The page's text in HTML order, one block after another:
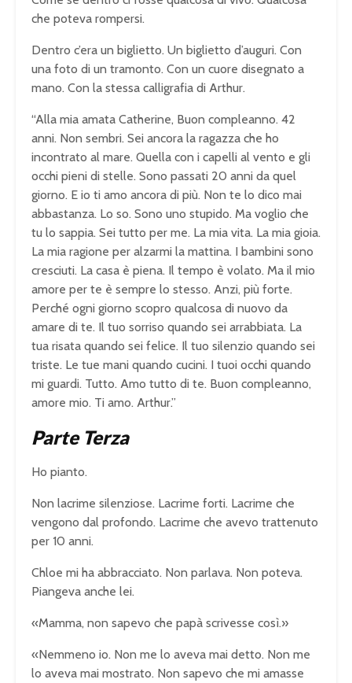
che poteva rompersi.
Dentro c’era un biglietto. Un biglietto d’auguri. Con
una foto di un tramonto. Con un cuore disegnato a
mano. Con la stessa calligrafia di Arthur.
“Alla mia amata Catherine, Buon compleanno. 42
anni. Non sembri. Sei ancora la ragazza che ho
incontrato al mare. Quella con i capelli al vento e gli
occhi pieni di stelle. Sono passati 20 anni da quel
giorno. E io ti amo ancora di più. Non te lo dico mai
abbastanza. Lo so. Sono uno stupido. Ma voglio che
tu lo sappia. Sei tutto per me. La mia vita. La mia gioia.
La mia ragione per alzarmi la mattina. I bambini sono
cresciuti. La casa è piena. Il tempo è volato. Ma il mio
amore per te è sempre lo stesso. Anzi, più forte.
Perché ogni giorno scopro qualcosa di nuovo da
amare di te. Il tuo sorriso quando sei arrabbiata. La
tua risata quando sei felice. Il tuo silenzio quando sei
triste. Le tue mani quando cucini. I tuoi occhi quando
mi guardi. Tutto. Amo tutto di te. Buon compleanno,
amore mio. Ti amo. Arthur.”
Parte Terza
Ho pianto.
Non lacrime silenziose. Lacrime forti. Lacrime che
vengono dal profondo. Lacrime che avevo trattenuto
per 10 anni.
Chloe mi ha abbracciato. Non parlava. Non poteva.
Piangeva anche lei.
«Mamma, non sapevo che papà scrivesse così.»
«Nemmeno io. Non me lo aveva mai detto. Non me
lo aveva mai mostrato. Non sapevo che mi amasse